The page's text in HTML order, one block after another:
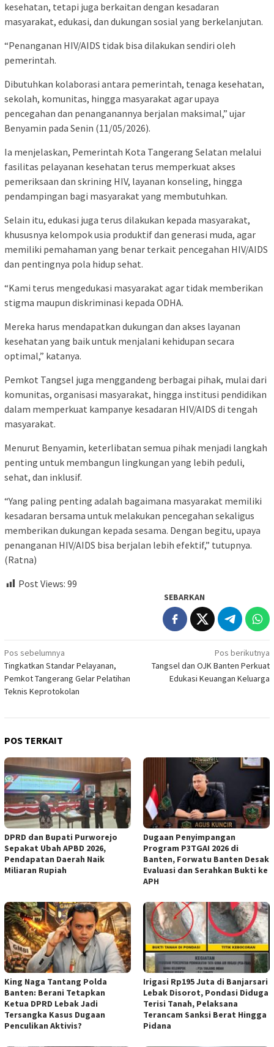
kesehatan, tetapi juga berkaitan dengan kesadaran
masyarakat, edukasi, dan dukungan sosial yang berkelanjutan.
“Penanganan HIV/AIDS tidak bisa dilakukan sendiri oleh
pemerintah.
Dibutuhkan kolaborasi antara pemerintah, tenaga kesehatan,
sekolah, komunitas, hingga masyarakat agar upaya
pencegahan dan penanganannya berjalan maksimal,” ujar
Benyamin pada Senin (11/05/2026).
Ia menjelaskan, Pemerintah Kota Tangerang Selatan melalui
fasilitas pelayanan kesehatan terus memperkuat akses
pemeriksaan dan skrining HIV, layanan konseling, hingga
pendampingan bagi masyarakat yang membutuhkan.
Selain itu, edukasi juga terus dilakukan kepada masyarakat,
khususnya kelompok usia produktif dan generasi muda, agar
memiliki pemahaman yang benar terkait pencegahan HIV/AIDS
dan pentingnya pola hidup sehat.
“Kami terus mengedukasi masyarakat agar tidak memberikan
stigma maupun diskriminasi kepada ODHA.
Mereka harus mendapatkan dukungan dan akses layanan
kesehatan yang baik untuk menjalani kehidupan secara
optimal,” katanya.
Pemkot Tangsel juga menggandeng berbagai pihak, mulai dari
komunitas, organisasi masyarakat, hingga institusi pendidikan
dalam memperkuat kampanye kesadaran HIV/AIDS di tengah
masyarakat.
Menurut Benyamin, keterlibatan semua pihak menjadi langkah
penting untuk membangun lingkungan yang lebih peduli,
sehat, dan inklusif.
“Yang paling penting adalah bagaimana masyarakat memiliki
kesadaran bersama untuk melakukan pencegahan sekaligus
memberikan dukungan kepada sesama. Dengan begitu, upaya
penanganan HIV/AIDS bisa berjalan lebih efektif,” tutupnya.
(Ratna)
Post Views: 99
SEBARKAN
Navigasi
pos
Pos sebelumnya
Tingkatkan Standar Pelayanan,
Pemkot Tangerang Gelar Pelatihan
Teknis Keprotokolan
Pos berikutnya
Tangsel dan OJK Banten Perkuat
Edukasi Keuangan Keluarga
POS TERKAIT
DPRD dan Bupati Purworejo
Sepakat Ubah APBD 2026,
Pendapatan Daerah Naik
Miliaran Rupiah ‎
Dugaan Penyimpangan
Program P3TGAI 2026 di
Banten, Forwatu Banten Desak
Evaluasi dan Serahkan Bukti ke
APH
‎King Naga Tantang Polda
Banten: Berani Tetapkan
Ketua DPRD Lebak Jadi
Tersangka Kasus Dugaan
Penculikan Aktivis? ‎
Irigasi Rp195 Juta di Banjarsari
Lebak Disorot, Pondasi Diduga
Terisi Tanah, Pelaksana
Terancam Sanksi Berat Hingga
Pidana